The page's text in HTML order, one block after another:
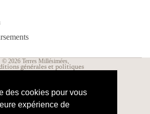
des cookies pour vous
expérience de
© 2026 Terres Millésimées,
générales et politiques
vente